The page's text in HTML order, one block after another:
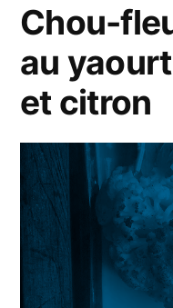
Chou-
au
et citron